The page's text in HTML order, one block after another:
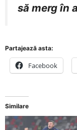
să merg în
Partajează asta:
Facebook
Similare